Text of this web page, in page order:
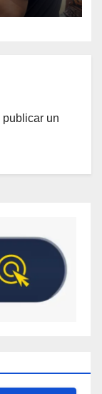
publicar un